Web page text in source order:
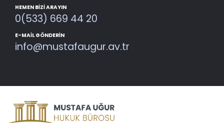
HEMEN BIZI ARAYIN
0(533) 669 44 20
E-MAIL GÖNDERIN
info@mustafaugur.av.tr